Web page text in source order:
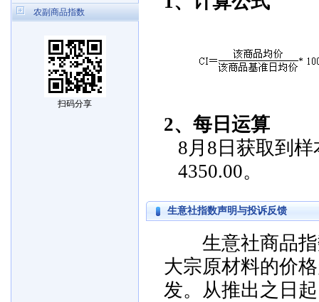
农副商品指数
扫码分享
2、每日运算
8月8日获取到
4350.00。
生意社指数声明与投诉反馈
生意社商品指
大宗原材料的价
发。从推出之日